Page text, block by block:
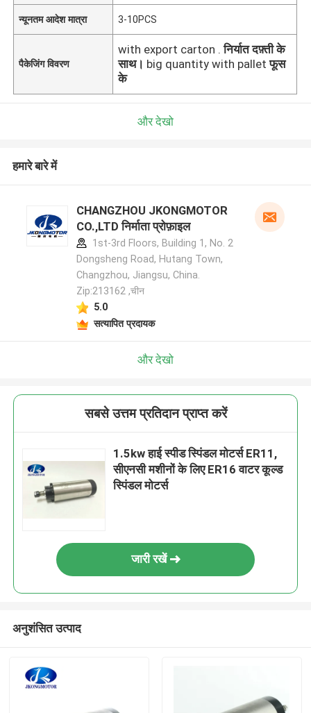
न्यूनतम आदेश मात्रा 3-10PCS
पैकेजिंग विवरण
with export carton . निर्यात दफ़्ती के
साथ। big quantity with pallet फूस
के
और देखो
हमारे बारे में
CHANGZHOU JKONGMOTOR
CO.,LTD निर्माता प्रोफ़ाइल
1st-3rd Floors, Building 1, No. 2
Dongsheng Road, Hutang Town,
Changzhou, Jiangsu, China.
Zip:213162 ,चीन
5.0
सत्यापित प्रदायक
और देखो
सबसे उत्तम प्रतिदान प्राप्त करें
1.5kw हाई स्पीड स्पिंडल मोटर्स ER11,
सीएनसी मशीनों के लिए ER16 वाटर कूल्ड
स्पिंडल मोटर्स
जारी रखें
अनुशंसित उत्पाद